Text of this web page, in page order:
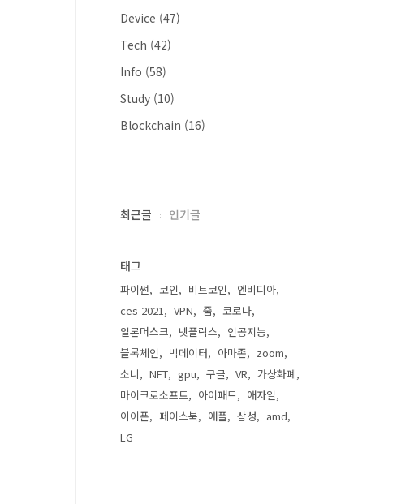
Device (47)
Tech (42)
Info (58)
Study (10)
Blockchain (16)
최근글 인기글
태그
파이썬 코인 비트코인
엔비디아
ces 2021
VPN 줌
코로나
일론머스크
넷플릭스
인공지능
블록체인
빅데이터 아마존
zoom
소니
NFT gpu 구글 VR
가상화폐
마이크로소프트
아이패드
애자일
아이폰
페이스북 애플 삼성
amd
LG